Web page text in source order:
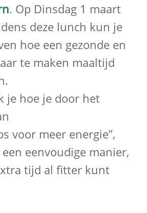
. Op Dinsdag 1 maart
deze lunch kun je
hoe een gezonde en
te maken maaltijd
je hoe je door het
voor meer energie”,
eenvoudige manier,
tijd al fitter kunt